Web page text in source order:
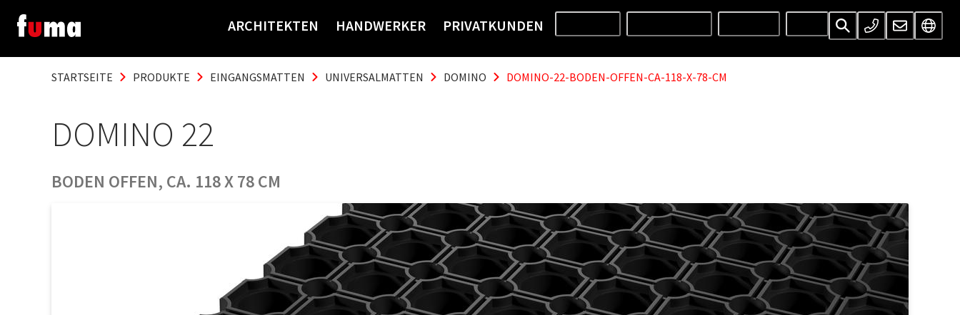
ARCHITEKTEN HANDWERKER PRIVATKUNDEN
STARTSEITE PRODUKTE EINGANGSMATTEN UNIVERSALMATTEN DOMINO DOMINO-22-BODEN-OFFEN-CA-118-X-78-CM
DOMINO 22
BODEN OFFEN, CA. 118 X 78 CM